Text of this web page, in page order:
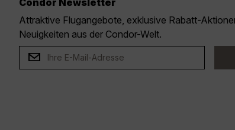
Condor Newsletter
Attraktive Flugangebote, exklusive Rabatt-
Neuigkeiten aus der Condor-Welt.